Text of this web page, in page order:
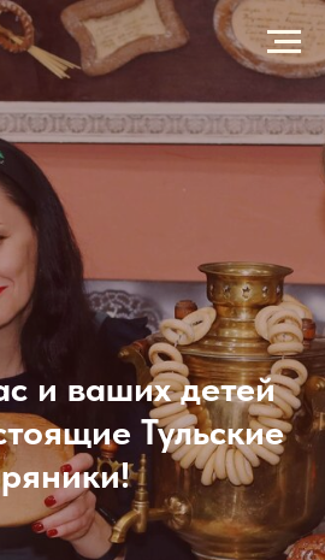
и ваших детей
Тульские